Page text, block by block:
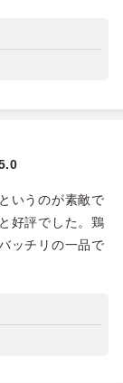
いうのが素敵で
好評でした。鶏
ッチリの一品で